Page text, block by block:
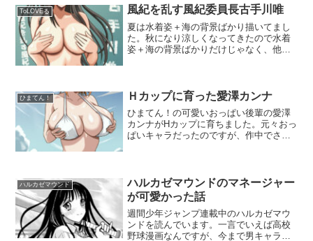
ない記録をたたき出した）、ひまてんに
はヒロイン対象となる女教師...
ToLOVEる 風紀を乱す風紀委員長古手川唯
夏は水着姿＋海の背景ばかり描いてまし
た。秋になり涼しくなってきたので水着
姿＋海の背景ばかりだけじゃなく、他の
学校といえば教室・・...
ひまてん！ Ｈカップに育った愛澤カンナ
ひまてん！の可愛いおっぱい後輩の愛澤
カンナがHカップに育ちました。元々おっ
ぱいキャラだったのですが、作中でさら
や妹弟もカンナの事を気...
ハルカゼマウンド
ハルカゼマウンドのマネージャー
が可愛かった話
週間少年ジャンプ連載中のハルカゼマウ
ンドを読んでいます。一言でいえば高校
野球漫画なんですが、今まで男キャラば